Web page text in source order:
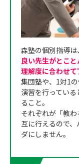
森塾の個別指導は
良い先生がとこ
理解度に合わせ
集団塾や、1対1
演習を行ってい
ること。
それぞれが「教
互に行えるので
ダにしません。